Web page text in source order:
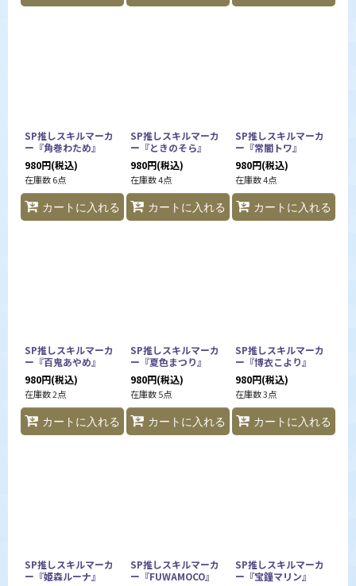
SP推しスキルマーカ
ー『角巻わため』
980円(税込)
在庫数 6点
カートに入れる
SP推しスキルマーカ
ー『ときのそら』
980円(税込)
在庫数 4点
カートに入れる
SP推しスキルマーカ
ー『常闇トワ』
980円(税込)
在庫数 4点
カートに入れる
SP推しスキルマーカ
ー『百鬼あやめ』
980円(税込)
在庫数 2点
カートに入れる
SP推しスキルマーカ
ー『夏色まつり』
980円(税込)
在庫数 5点
カートに入れる
SP推しスキルマーカ
ー『博衣こより』
980円(税込)
在庫数 3点
カートに入れる
SP推しスキルマーカ
ー『姫森ルーナ』
SP推しスキルマーカ
ー『FUWAMOCO』
SP推しスキルマーカ
ー『宝鐘マリン』